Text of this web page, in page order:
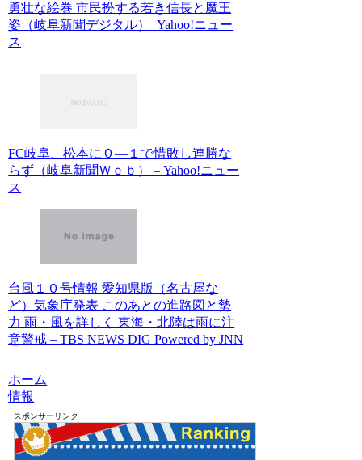
勇壮な絵巻 市民扮する若き信長と魔王
姿（岐阜新聞デジタル） Yahoo!ニュー
ス
FC岐阜、松本に０―１で惜敗し連勝な
らず（岐阜新聞Ｗｅｂ） – Yahoo!ニュー
ス
台風１０号情報 愛知県版（名古屋な
ど）気象庁発表 このあとの進路図と勢
力 雨・風を詳しく 東海・北陸は雨に注
意警戒 – TBS NEWS DIG Powered by JNN
ホーム
情報
スポンサーリンク